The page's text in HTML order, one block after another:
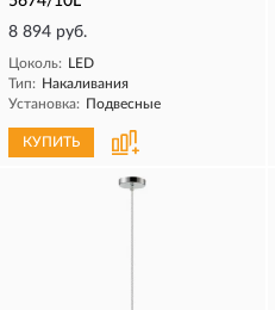
8 894 руб.
Цоколь: LED
Тип: Накаливания
Установка: Подвесные
КУПИТЬ